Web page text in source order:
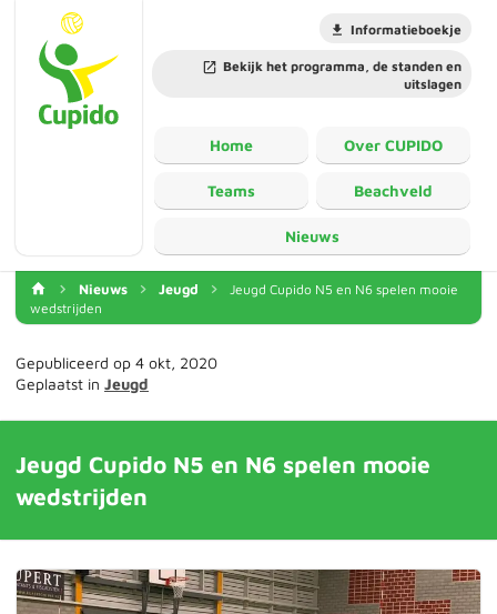
Informatieboekje
Bekijk het programma, de standen en
uitslagen
Home Over CUPIDO
Teams Beachveld
Nieuws
Nieuws Jeugd
Jeugd Cupido N5 en N6 spelen mooie
wedstrijden
Gepubliceerd op 4 okt, 2020
Geplaatst in Jeugd
Jeugd Cupido N5 en N6 spelen mooie
wedstrijden